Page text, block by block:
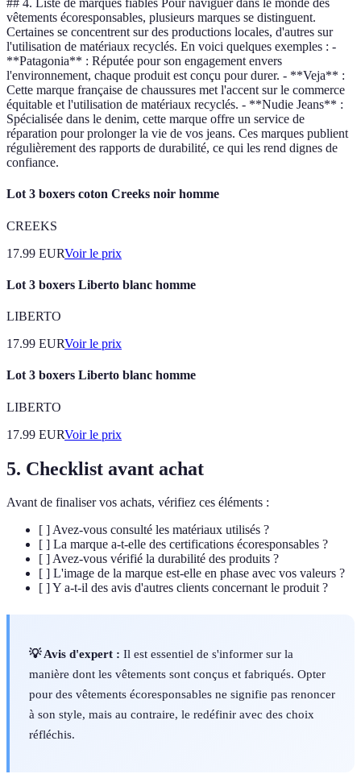
## 4. Liste de marques fiables Pour naviguer dans le monde des
vêtements écoresponsables, plusieurs marques se distinguent.
Certaines se concentrent sur des productions locales, d'autres sur
l'utilisation de matériaux recyclés. En voici quelques exemples : -
**Patagonia** : Réputée pour son engagement envers
l'environnement, chaque produit est conçu pour durer. - **Veja** :
Cette marque française de chaussures met l'accent sur le commerce
équitable et l'utilisation de matériaux recyclés. - **Nudie Jeans** :
Spécialisée dans le denim, cette marque offre un service de
réparation pour prolonger la vie de vos jeans. Ces marques publient
régulièrement des rapports de durabilité, ce qui les rend dignes de
confiance.
Lot 3 boxers coton Creeks noir homme
CREEKS
17.99 EURVoir le prix
Lot 3 boxers Liberto blanc homme
LIBERTO
17.99 EURVoir le prix
Lot 3 boxers Liberto blanc homme
LIBERTO
17.99 EURVoir le prix
5. Checklist avant achat
Avant de finaliser vos achats, vérifiez ces éléments :
[ ] Avez-vous consulté les matériaux utilisés ?
[ ] La marque a-t-elle des certifications écoresponsables ?
[ ] Avez-vous vérifié la durabilité des produits ?
[ ] L'image de la marque est-elle en phase avec vos valeurs ?
[ ] Y a-t-il des avis d'autres clients concernant le produit ?
💡 Avis d'expert : Il est essentiel de s'informer sur la
manière dont les vêtements sont conçus et fabriqués. Opter
pour des vêtements écoresponsables ne signifie pas renoncer
à son style, mais au contraire, le redéfinir avec des choix
réfléchis.